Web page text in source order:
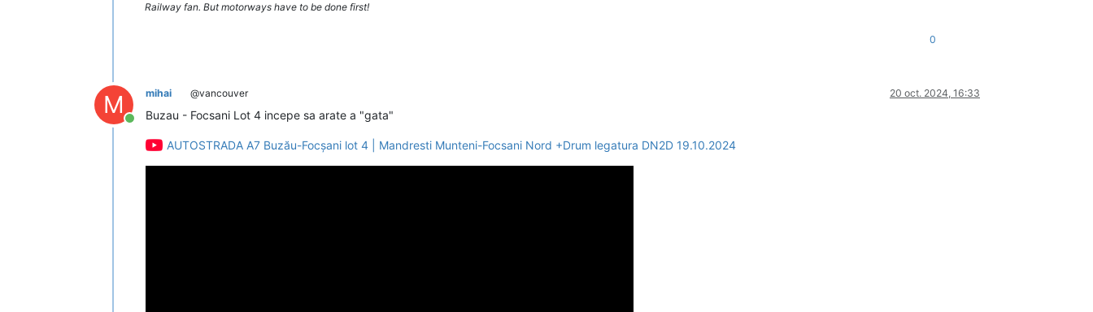
Railway fan. But motorways have to be done first!
0
M
Conectat
mihai @vancouver 20 oct. 2024, 16:33
Buzau - Focsani Lot 4 incepe sa arate a "gata"
AUTOSTRADA A7 Buzău-Focșani lot 4 | Mandresti Munteni-Focsani Nord +Drum legatura DN2D 19.10.2024